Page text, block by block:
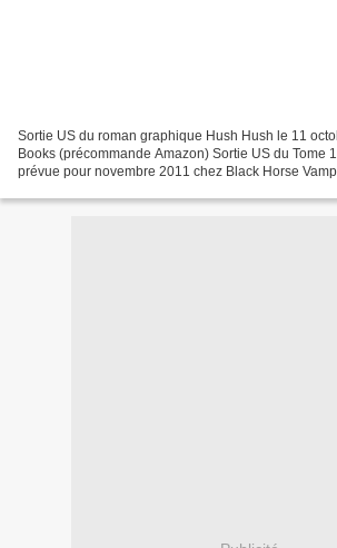
Sortie US du roman graphique Hush Hush le 11
Books (précommande Amazon) Sortie US du Tome
prévue pour novembre 2011 chez Black Horse